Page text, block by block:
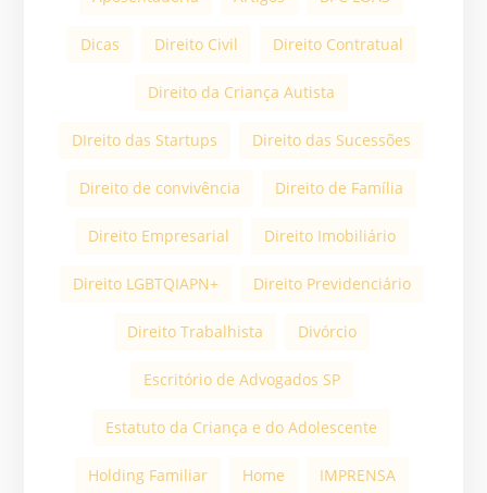
Dicas Direito Civil Direito Contratual
Direito da Criança Autista
DIreito das Startups Direito das Sucessões
Direito de convivência Direito de Família
Direito Empresarial Direito Imobiliário
Direito LGBTQIAPN+ Direito Previdenciário
Direito Trabalhista Divórcio
Escritório de Advogados SP
Estatuto da Criança e do Adolescente
Holding Familiar Home IMPRENSA